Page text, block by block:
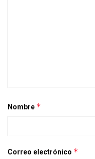
Nombre *
Correo electrónico *